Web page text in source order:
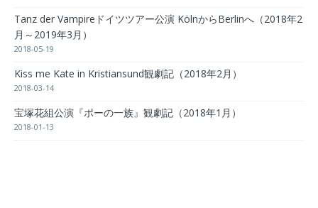
Tanz der Vampireドイツツアー公演 KölnからBerlinへ（2018年2
月～2019年3月）
2018-05-19
Kiss me Kate in Kristiansund観劇記（2018年2月）
2018-03-14
宝塚花組公演『ポーの一族』観劇記（2018年1月）
2018-01-13